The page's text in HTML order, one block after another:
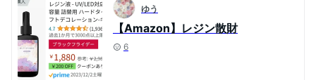
ゆう
【Amazon】レジン散財
6